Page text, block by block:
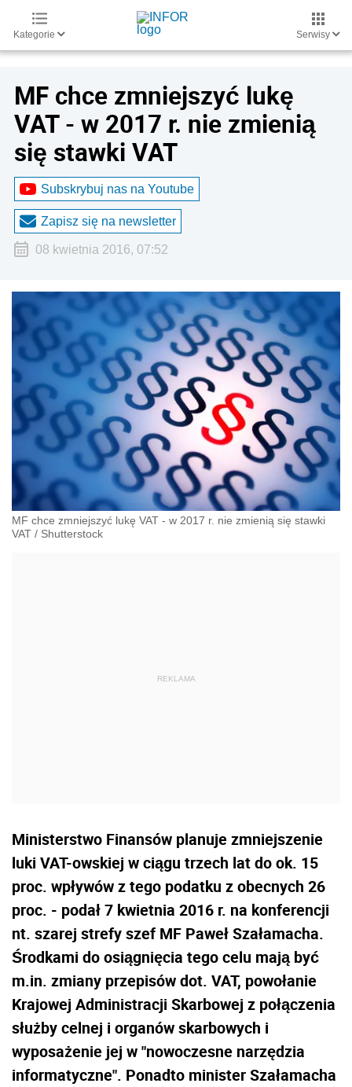
Kategorie Serwisy
MF chce zmniejszyć lukę
VAT - w 2017 r. nie zmienią
się stawki VAT
Subskrybuj nas na Youtube
Zapisz się na newsletter
08 kwietnia 2016, 07:52
MF chce zmniejszyć lukę VAT - w 2017 r. nie zmienią się stawki
VAT / Shutterstock
Ministerstwo Finansów planuje zmniejszenie
luki VAT-owskiej w ciągu trzech lat do ok. 15
proc. wpływów z tego podatku z obecnych 26
proc. - podał 7 kwietnia 2016 r. na konferencji
nt. szarej strefy szef MF Paweł Szałamacha.
Środkami do osiągnięcia tego celu mają być
m.in. zmiany przepisów dot. VAT, powołanie
Krajowej Administracji Skarbowej z połączenia
służby celnej i organów skarbowych i
wyposażenie jej w "nowoczesne narzędzia
informatyczne". Ponadto minister Szałamacha